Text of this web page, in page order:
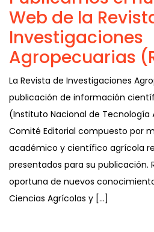
Web de la
Investigaciones
Agropecuarias
La Revista de Investigaciones
publicación de información
(Instituto Nacional de Tecnología
Comité Editorial compuesto por
académico y científico agrícola
presentados para su publicación.
oportuna de nuevos
Ciencias Agrícolas y […]